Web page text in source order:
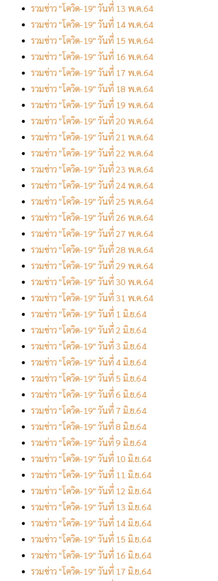
รวมข่าว "โควิด-19" วันที่ 13 พ.ค.64
รวมข่าว "โควิด-19" วันที่ 14 พ.ค.64
รวมข่าว "โควิด-19" วันที่ 15 พ.ค.64
รวมข่าว "โควิด-19" วันที่ 16 พ.ค.64
รวมข่าว "โควิด-19" วันที่ 17 พ.ค.64
รวมข่าว "โควิด-19" วันที่ 18 พ.ค.64
รวมข่าว "โควิด-19" วันที่ 19 พ.ค.64
รวมข่าว "โควิด-19" วันที่ 20 พ.ค.64
รวมข่าว "โควิด-19" วันที่ 21 พ.ค.64
รวมข่าว "โควิด-19" วันที่ 22 พ.ค.64
รวมข่าว "โควิด-19" วันที่ 23 พ.ค.64
รวมข่าว "โควิด-19" วันที่ 24 พ.ค.64
รวมข่าว "โควิด-19" วันที่ 25 พ.ค.64
รวมข่าว "โควิด-19" วันที่ 26 พ.ค.64
รวมข่าว "โควิด-19" วันที่ 27 พ.ค.64
รวมข่าว "โควิด-19" วันที่ 28 พ.ค.64
รวมข่าว "โควิด-19" วันที่ 29 พ.ค.64
รวมข่าว "โควิด-19" วันที่ 30 พ.ค.64
รวมข่าว "โควิด-19" วันที่ 31 พ.ค.64
รวมข่าว "โควิด-19" วันที่ 1 มิ.ย.64
รวมข่าว "โควิด-19" วันที่ 2 มิ.ย.64
รวมข่าว "โควิด-19" วันที่ 3 มิ.ย.64
รวมข่าว "โควิด-19" วันที่ 4 มิ.ย.64
รวมข่าว "โควิด-19" วันที่ 5 มิ.ย.64
รวมข่าว "โควิด-19" วันที่ 6 มิ.ย.64
รวมข่าว "โควิด-19" วันที่ 7 มิ.ย.64
รวมข่าว "โควิด-19" วันที่ 8 มิ.ย.64
รวมข่าว "โควิด-19" วันที่ 9 มิ.ย.64
รวมข่าว "โควิด-19" วันที่ 10 มิ.ย.64
รวมข่าว "โควิด-19" วันที่ 11 มิ.ย.64
รวมข่าว "โควิด-19" วันที่ 12 มิ.ย.64
รวมข่าว "โควิด-19" วันที่ 13 มิ.ย.64
รวมข่าว "โควิด-19" วันที่ 14 มิ.ย.64
รวมข่าว "โควิด-19" วันที่ 15 มิ.ย.64
รวมข่าว "โควิด-19" วันที่ 16 มิ.ย.64
รวมข่าว "โควิด-19" วันที่ 17 มิ.ย.64